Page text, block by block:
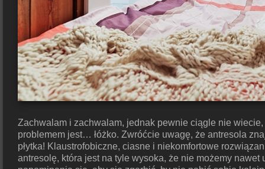
Zachwalam i zachwalam, jednak pewnie ciągle nie
problemem jest… łóżko. Zwróćcie uwagę, że antresola
płytka! Klaustrofobiczne, ciasne i niekomfortowe
antresolę, która jest na tyle wysoka, że nie możemy